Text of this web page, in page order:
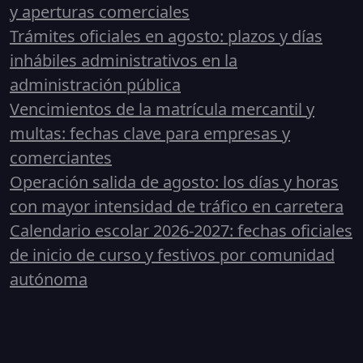
y aperturas comerciales
Trámites oficiales en agosto: plazos y días
inhábiles administrativos en la
administración pública
Vencimientos de la matrícula mercantil y
multas: fechas clave para empresas y
comerciantes
Operación salida de agosto: los días y horas
con mayor intensidad de tráfico en carretera
Calendario escolar 2026-2027: fechas oficiales
de inicio de curso y festivos por comunidad
autónoma